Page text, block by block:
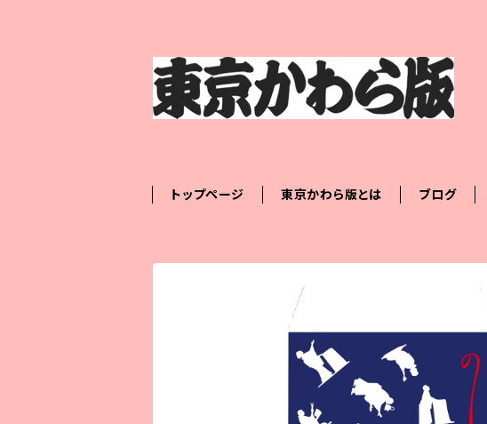
トップページ 東京かわら版とは ブログ